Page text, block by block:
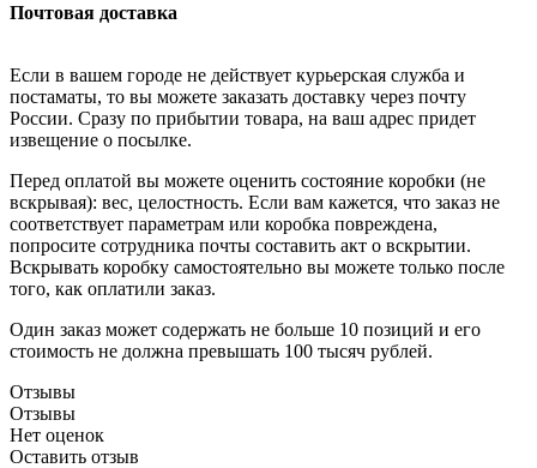
Почтовая доставка
Если в вашем городе не действует курьерская служба и
постаматы, то вы можете заказать доставку через почту
России. Сразу по прибытии товара, на ваш адрес придет
извещение о посылке.
Перед оплатой вы можете оценить состояние коробки (не
вскрывая): вес, целостность. Если вам кажется, что заказ не
соответствует параметрам или коробка повреждена,
попросите сотрудника почты составить акт о вскрытии.
Вскрывать коробку самостоятельно вы можете только после
того, как оплатили заказ.
Один заказ может содержать не больше 10 позиций и его
стоимость не должна превышать 100 тысяч рублей.
Отзывы
Отзывы
Нет оценок
Оставить отзыв